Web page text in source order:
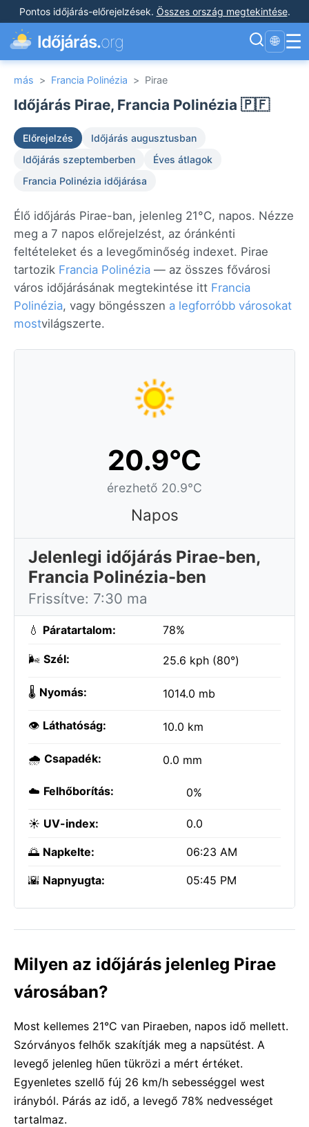
Pontos időjárás-előrejelzések. Összes ország megtekintése.
Időjárás.org 🌐 ☰
más > Francia Polinézia > Pirae
Időjárás Pirae, Francia Polinézia 🇵🇫
Előrejelzés
Időjárás augusztusban
Időjárás szeptemberben
Éves átlagok
Francia Polinézia időjárása
Élő időjárás Pirae-ban, jelenleg 21°C, napos. Nézze
meg a 7 napos előrejelzést, az óránkénti
feltételeket és a levegőminőség indexet. Pirae
tartozik Francia Polinézia — az összes fővárosi
város időjárásának megtekintése itt Francia
Polinézia, vagy böngésszen a legforróbb városokat
mostvilágszerte.
20.9°C
érezhető 20.9°C
Napos
Jelenlegi időjárás Pirae-ben,
Francia Polinézia-ben
Frissítve: 7:30 ma
💧 Páratartalom: 78%
🌬️ Szél: 25.6 kph (80°)
🌡️ Nyomás: 1014.0 mb
👁️ Láthatóság: 10.0 km
🌧️ Csapadék: 0.0 mm
☁️ Felhőborítás: 0%
☀️ UV-index: 0.0
🌅 Napkelte: 06:23 AM
🌇 Napnyugta: 05:45 PM
Milyen az időjárás jelenleg Pirae
városában?
Most kellemes 21°C van Piraeben, napos idő mellett.
Szórványos felhők szakítják meg a napsütést. A
levegő jelenleg hűen tükrözi a mért értéket.
Egyenletes szellő fúj 26 km/h sebességgel west
irányból. Párás az idő, a levegő 78% nedvességet
tartalmaz.